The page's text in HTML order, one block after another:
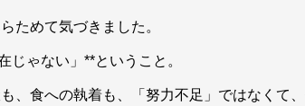
ためて気づきました。
じゃない」**ということ。
、食への執着も、「努力不足」ではなくて